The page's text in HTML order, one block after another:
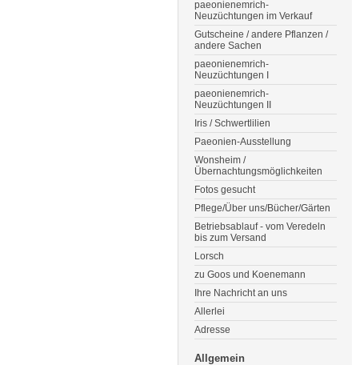
paeonienemrich-
Neuzüchtungen im Verkauf
Gutscheine / andere Pflanzen /
andere Sachen
paeonienemrich-
Neuzüchtungen I
paeonienemrich-
Neuzüchtungen II
Iris / Schwertlilien
Paeonien-Ausstellung
Wonsheim /
Übernachtungsmöglichkeiten
Fotos gesucht
Pflege/Über uns/Bücher/Gärten
Betriebsablauf - vom Veredeln
bis zum Versand
Lorsch
zu Goos und Koenemann
Ihre Nachricht an uns
Allerlei
Adresse
Allgemein